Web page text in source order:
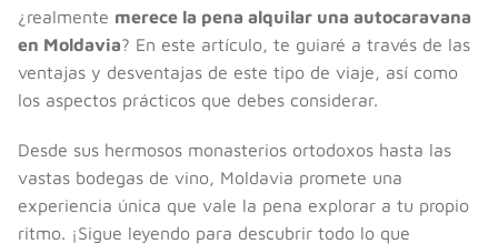
¿realmente merece la pena alquilar una autocaravana
en Moldavia? En este artículo, te guiaré a través de las
ventajas y desventajas de este tipo de viaje, así como
los aspectos prácticos que debes considerar.
Desde sus hermosos monasterios ortodoxos hasta las
vastas bodegas de vino, Moldavia promete una
experiencia única que vale la pena explorar a tu propio
ritmo. ¡Sigue leyendo para descubrir todo lo que